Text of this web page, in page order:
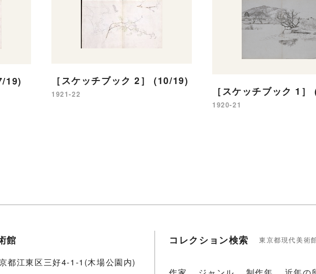
19) ［スケッチブック 2］ (10/19)
1921-22 ［スケッチブック 1
1920-21
館
都江東区三好4-1-1(木場公園内)
コレクション検索 東京都現代美術